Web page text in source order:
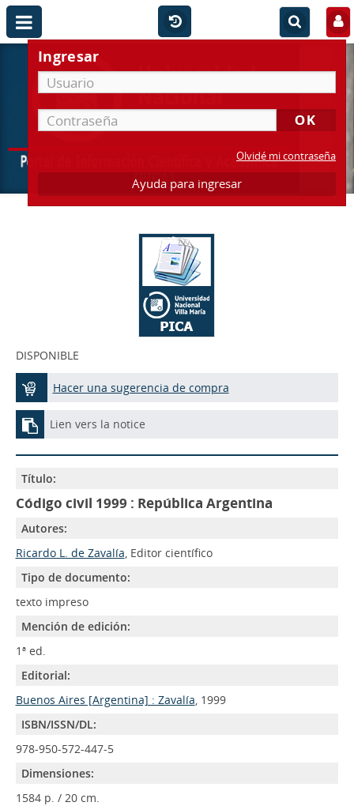
Ingresar
Olvidé mi contraseña
Ayuda para ingresar
DISPONIBLE
Hacer una sugerencia de compra
Lien vers la notice
Título:
Código civil 1999 : República Argentina
Autores:
Ricardo L. de Zavalía, Editor científico
Tipo de documento:
texto impreso
Mención de edición:
1ª ed.
Editorial:
Buenos Aires [Argentina] : Zavalía, 1999
ISBN/ISSN/DL:
978-950-572-447-5
Dimensiones:
1584 p. / 20 cm.